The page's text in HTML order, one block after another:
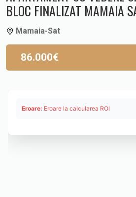
BLOC FINALIZAT MAMAIA
Mamaia-Sat
86.000€